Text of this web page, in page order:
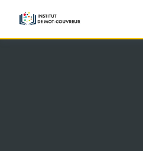
content